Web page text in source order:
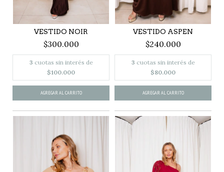
VESTIDO NOIR
$300.000
3 cuotas sin interés de
$100.000
AGREGAR AL CARRITO
VESTIDO ASPEN
$240.000
3 cuotas sin interés de
$80.000
AGREGAR AL CARRITO